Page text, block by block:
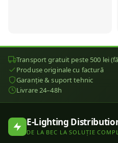
Transport gratuit peste 500 lei
Produse originale cu factură
Garanție & suport tehnic
Livrare 24–48h
E-Lighting
DE LA BEC LA SOLUȚIE